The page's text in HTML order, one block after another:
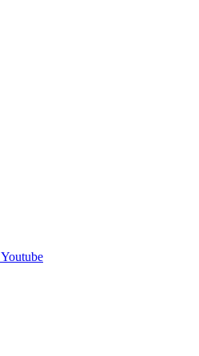
Youtube